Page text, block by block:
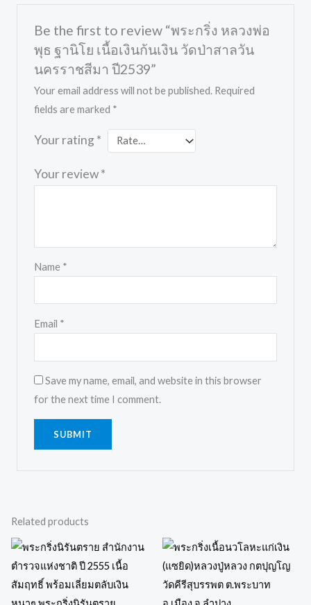
Be the first to review “พระกริ่ง หลวงพ่อ
พุธ ฐานิโย เนื้อเงินก้นเงิน วัดป่าสาลวัน
นครราชสีมา ปี2539”
Your email address will not be published. Required
fields are marked *
Your rating *
Your review*
Name *
Email *
Save my name, email, and website in this browser
for the next time I comment.
Related products